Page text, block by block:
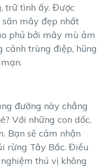
trữ tình ấy. Được
mây đẹp nhất
phủ bởi mây mù ảm
cảnh trùng điệp, hũng
đường này chẳng
Với những con dốc,
Bạn sẽ cảm nhận
rừng Tây Bắc. Điều
thú vị không